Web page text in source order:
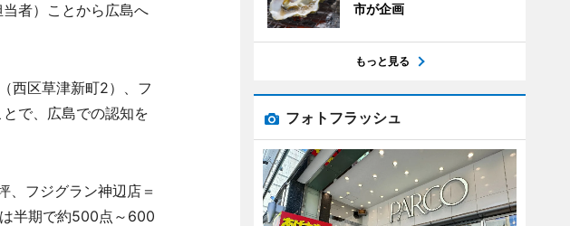
者）ことから広島へ
西区草津新町2）、フ
で、広島での認知を
フジグラン神辺店＝
半期で約500点～600
市が企画
もっと見る
フォトフラッシュ